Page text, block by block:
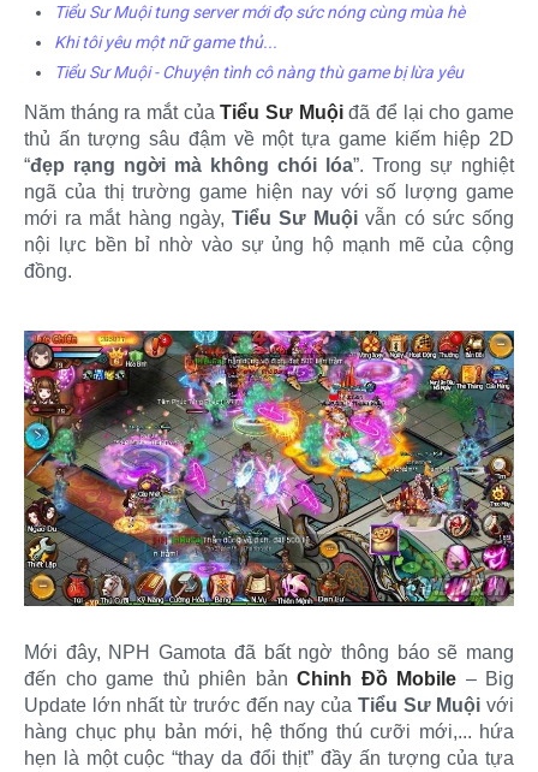
Tiểu Sư Muội tung server mới đọ sức nóng cùng mùa hè
Khi tôi yêu một nữ game thủ...
Tiểu Sư Muội - Chuyện tình cô nàng thù game bị lừa yêu
Năm tháng ra mắt củaTiểu Sư Muộiđã để lại cho game
thủ ấn tượng sâu đậm về một tựa game kiếm hiệp 2D
“đẹp rạng ngời mà không chói lóa”. Trong sự nghiệt
ngã của thị trường game hiện nay với số lượng game
mới ra mắt hàng ngày, Tiểu Sư Muội vẫn có sức sống
nội lực bền bỉ nhờ vào sự ủng hộ mạnh mẽ của cộng
đồng.
Mới đây, NPH Gamota đã bất ngờ thông báo sẽ mang
đến cho game thủ phiên bản Chinh Đồ Mobile – Big
Update lớn nhất từ trước đến nay của Tiểu Sư Muội với
hàng chục phụ bản mới, hệ thống thú cưỡi mới,... hứa
hẹn là một cuộc “thay da đổi thịt” đầy ấn tượng của tựa